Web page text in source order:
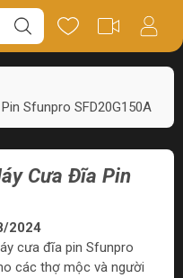
Sfunpro SFD20G150A
Cưa Đĩa Pin
2024
cưa đĩa pin Sfunpro
các thợ mộc và người